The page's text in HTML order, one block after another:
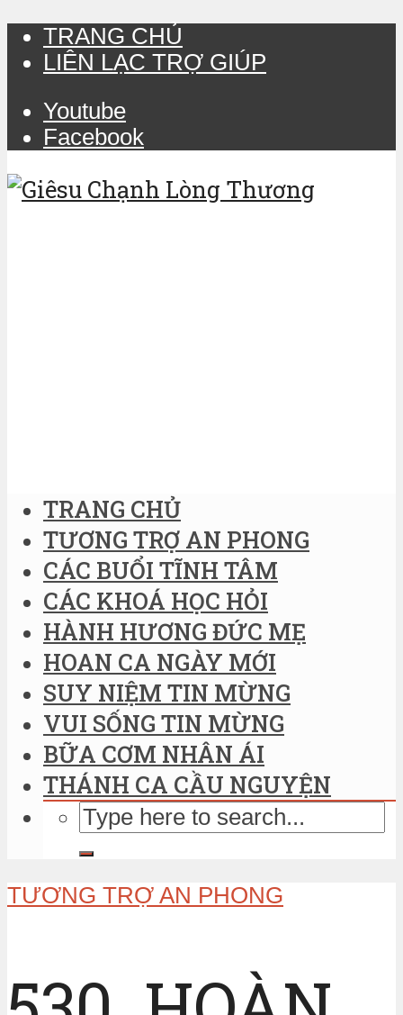
TRANG CHỦ
LIÊN LẠC TRỢ GIÚP
Youtube
Facebook
TRANG CHỦ
TƯƠNG TRỢ AN PHONG
CÁC BUỔI TĨNH TÂM
CÁC KHOÁ HỌC HỎI
HÀNH HƯƠNG ĐỨC MẸ
HOAN CA NGÀY MỚI
SUY NIỆM TIN MỪNG
VUI SỐNG TIN MỪNG
BỮA CƠM NHÂN ÁI
THÁNH CA CẦU NGUYỆN
TƯƠNG TRỢ AN PHONG